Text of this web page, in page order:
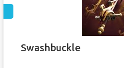
Swashbuckle